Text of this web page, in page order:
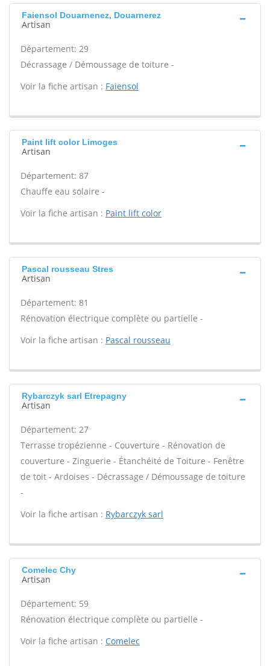
Faiensol Douarnenez, Douarnerez
Artisan
Département: 29
Décrassage / Démoussage de toiture -
Voir la fiche artisan : Faiensol
Paint lift color Limoges
Artisan
Département: 87
Chauffe eau solaire -
Voir la fiche artisan : Paint lift color
Pascal rousseau Stres
Artisan
Département: 81
Rénovation électrique complète ou partielle -
Voir la fiche artisan : Pascal rousseau
Rybarczyk sarl Etrepagny
Artisan
Département: 27
Terrasse tropézienne - Couverture - Rénovation de
couverture - Zinguerie - Étanchéité de Toiture - Fenêtre
de toit - Ardoises - Décrassage / Démoussage de toiture
-
Voir la fiche artisan : Rybarczyk sarl
Comelec Chy
Artisan
Département: 59
Rénovation électrique complète ou partielle -
Voir la fiche artisan : Comelec